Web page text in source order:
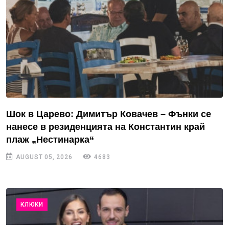
Шок в Царево: Димитър Ковачев – Фънки се
нанесе в резиденцията на Константин край
плаж „Нестинарка“
AUGUST 05, 2026 4683
КЛЮКИ